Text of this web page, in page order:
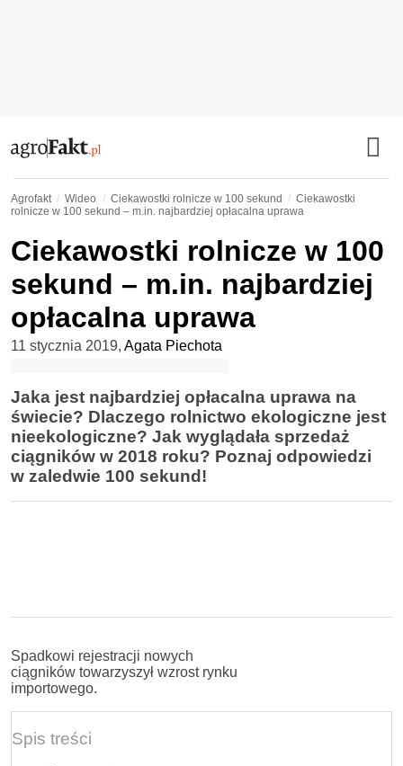
Agrofakt Wideo Ciekawostki rolnicze w 100 sekund
Ciekawostki
rolnicze w 100 sekund – m.in. najbardziej opłacalna uprawa
Ciekawostki rolnicze w 100
sekund – m.in. najbardziej
opłacalna uprawa
11 stycznia 2019, Agata Piechota
Jaka jest najbardziej opłacalna uprawa na
świecie? Dlaczego rolnictwo ekologiczne jest
nieekologiczne? Jak wyglądała sprzedaż
ciągników w 2018 roku? Poznaj odpowiedzi
w zaledwie 100 sekund!
Spadkowi rejestracji nowych
ciągników towarzyszył wzrost rynku
importowego.
Spis treści